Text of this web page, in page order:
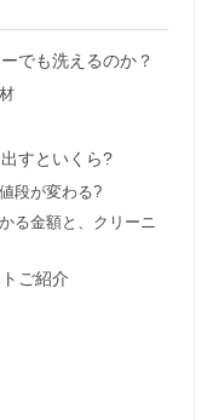
でも洗えるのか？
すといくら?
段が変わる?
る金額と、クリーニ
ご紹介